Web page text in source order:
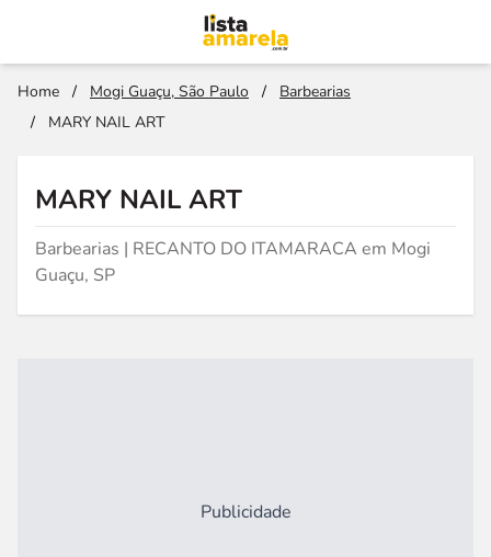
Home / Mogi Guaçu, São Paulo /
Barbearias
/
MARY NAIL ART
MARY NAIL ART
Barbearias | RECANTO DO ITAMARACA em Mogi
Guaçu, SP
Publicidade